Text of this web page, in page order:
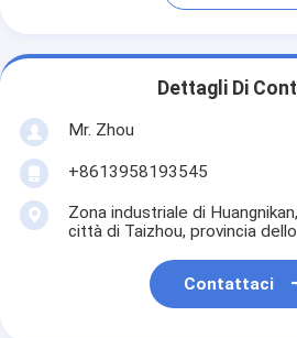
Dettagli Di
Mr. Zhou
+8613958193545
Zona industriale di
città di Taizhou, provincia dello
Contattaci